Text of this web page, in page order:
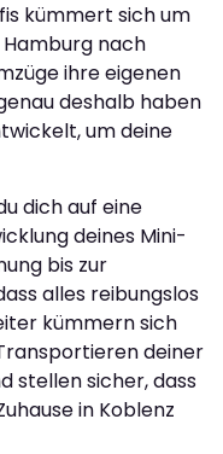
kümmert sich um
nach
ihre eigenen
deshalb haben
um deine
dich auf eine
deines Mini-
bis zur
alles reibungslos
kümmern sich
deiner
stellen sicher, dass
in Koblenz